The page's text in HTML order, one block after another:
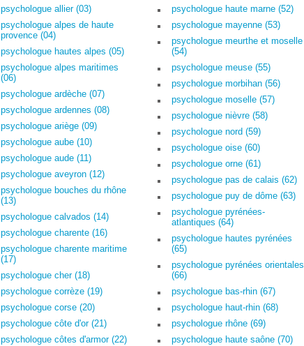
psychologue allier (03)
psychologue alpes de haute
provence (04)
psychologue hautes alpes (05)
psychologue alpes maritimes
(06)
psychologue ardèche (07)
psychologue ardennes (08)
psychologue ariège (09)
psychologue aube (10)
psychologue aude (11)
psychologue aveyron (12)
psychologue bouches du rhône
(13)
psychologue calvados (14)
psychologue charente (16)
psychologue charente maritime
(17)
psychologue cher (18)
psychologue corrèze (19)
psychologue corse (20)
psychologue côte d'or (21)
psychologue côtes d'armor (22)
psychologue haute marne (52)
psychologue mayenne (53)
psychologue meurthe et moselle
(54)
psychologue meuse (55)
psychologue morbihan (56)
psychologue moselle (57)
psychologue nièvre (58)
psychologue nord (59)
psychologue oise (60)
psychologue orne (61)
psychologue pas de calais (62)
psychologue puy de dôme (63)
psychologue pyrénées-
atlantiques (64)
psychologue hautes pyrénées
(65)
psychologue pyrénées orientales
(66)
psychologue bas-rhin (67)
psychologue haut-rhin (68)
psychologue rhône (69)
psychologue haute saône (70)